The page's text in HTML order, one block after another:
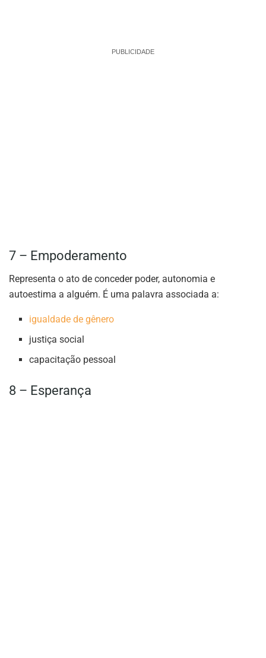
PUBLICIDADE
7 – Empoderamento
Representa o ato de conceder poder, autonomia e
autoestima a alguém. É uma palavra associada a:
igualdade de gênero
justiça social
capacitação pessoal
8 – Esperança